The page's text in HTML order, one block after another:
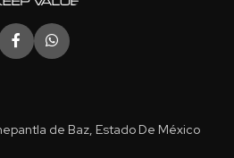
de Baz, Estado De México